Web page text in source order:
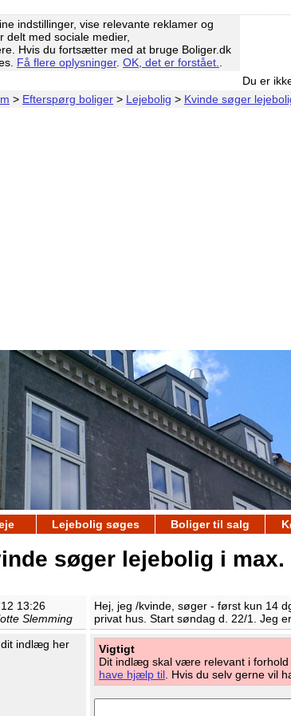
indstillinger, vise relevante reklamer og
delt med sociale medier,
Hvis du fortsætter med at bruge Boliger.dk
Få flere oplysninger. OK, det er forstået.
Du er
> Efterspørg boliger > Lejebolig > Kvinde søger
Lejebolig søges Boliger til salg
søger lejebolig i max.
13:26
Slemming
Hej, jeg /kvinde, søger - først kun 14
privat hus. Start søndag d. 22/1. Jeg
indlæg her
Vigtigt
Dit indlæg skal være relevant i
have hjælp til . Hvis du selv gerne vil